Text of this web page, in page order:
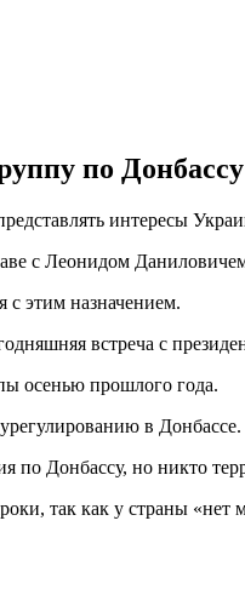
по Донбассу
интересы
с Леонидом
с этим назначением.
встреча с
осенью прошлого года.
в Донбассе.
Донбассу, но никто
так как у страны